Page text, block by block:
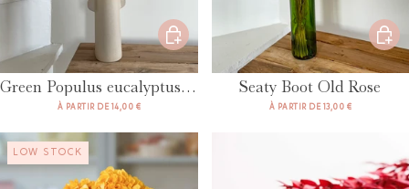
Green Populus eucalyptus boot
À PARTIR DE 14,00 €
Seaty Boot Old Rose
À PARTIR DE 13,00 €
LOW STOCK